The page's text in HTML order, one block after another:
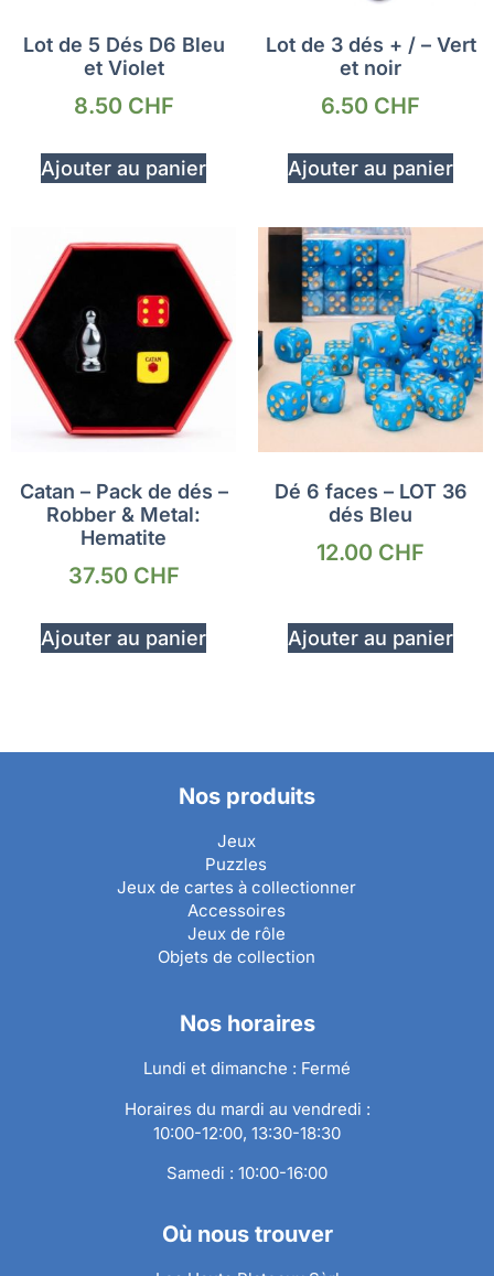
Lot de 5 Dés D6 Bleu
et Violet
8.50 CHF
Ajouter au panier
Lot de 3 dés + / – Vert
et noir
6.50 CHF
Ajouter au panier
Catan – Pack de dés –
Robber & Metal:
Hematite
37.50 CHF
Ajouter au panier
Dé 6 faces – LOT 36
dés Bleu
12.00 CHF
Ajouter au panier
Nos produits
Jeux
Puzzles
Jeux de cartes à collectionner
Accessoires
Jeux de rôle
Objets de collection
Nos horaires
Lundi et dimanche : Fermé
Horaires du mardi au vendredi :
10:00-12:00, 13:30-18:30
Samedi : 10:00-16:00
Où nous trouver